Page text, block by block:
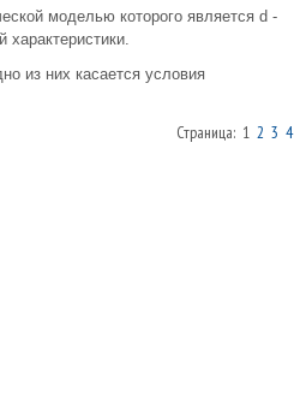
моделью которого является d -
из них касается условия
Страница: 1 2 3 4